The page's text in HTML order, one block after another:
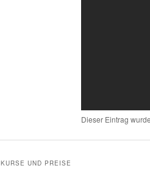
Dieser Eintrag
KURSE UND PREISE